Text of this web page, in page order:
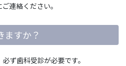
連絡ください。
ますか？
ず歯科受診が必要です。